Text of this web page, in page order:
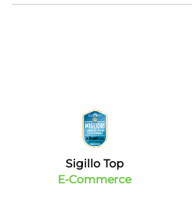
Sigillo Top
E-Commerce